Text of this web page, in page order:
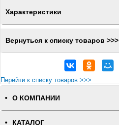
Характеристики
Вернуться к списку товаров >>>
Перейти к списку товаров >>>
О КОМПАНИИ
КАТАЛОГ